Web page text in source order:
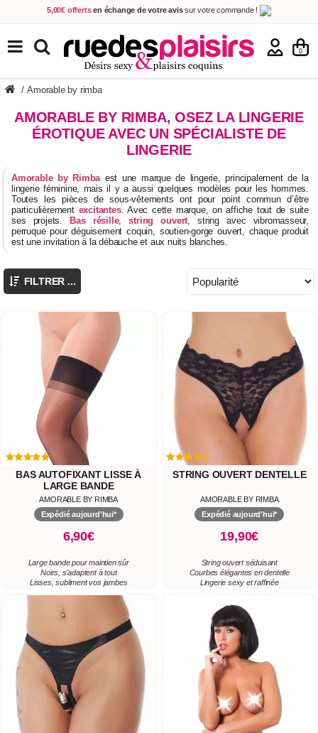
5,00€ offerts en échange de votre avissur votre commande !
Achetez aujourd'hui. Décidez quand payer !
Livraison en 48h
au prix de 2,90 € ! (Offerte dès 69,00€ d'achat)
0
TOUS NOS PRODUITS
/ Amorable by rimba
AMORABLE BY RIMBA, OSEZ LA LINGERIE
ÉROTIQUE AVEC UN SPÉCIALISTE DE
LINGERIE
Amorable by Rimbaest une marque de lingerie, principalement de la
lingerie féminine, mais il y a aussi quelques modèles pour les hommes.
Toutes les pièces de sous-vêtements ont pour point commun d’être
particulièrement excitantes. Avec cette marque, on affiche tout de suite
ses projets.
Bas résille,string ouvert, string avec vibromasseur,
perruque pour déguisement coquin, soutien-gorge ouvert, chaque produit
est une invitation à la débauche et aux nuits blanches.
FILTRER ...
BAS AUTOFIXANT LISSE À
LARGE BANDE
AMORABLE BY RIMBA
Expédié aujourd'hui*
6,90€
Large bande pour maintien sûr
Noirs, s'adaptent à tout
Lisses, subliment vos jambes
STRING OUVERT DENTELLE
AMORABLE BY RIMBA
Expédié aujourd'hui*
19,90€
String ouvert séduisant
Courbes élégantes en dentelle
Lingerie sexy et raffinée